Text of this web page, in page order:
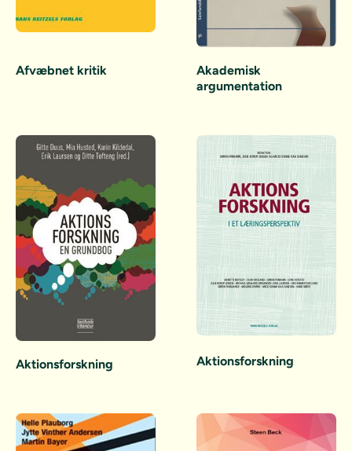
Afvæbnet kritik
Akademisk
argumentation
Aktionsforskning Aktionsforskning